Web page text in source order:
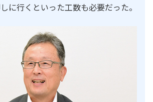
に行くといった工数も必要だった。